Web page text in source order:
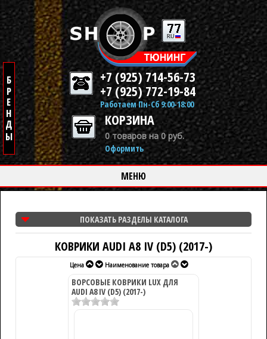
+7 (925) 714-56-73
+7 (925) 772-19-84
Работаем Пн-Сб 9:00-18:00
КОРЗИНА
0 товаров на 0 руб.
Оформить
МЕНЮ
ПОКАЗАТЬ РАЗДЕЛЫ КАТАЛОГА
КОВРИКИ AUDI A8 IV (D5) (2017-)
Цена Наименование товара
ВОРСОВЫЕ КОВРИКИ LUX ДЛЯ
AUDI A8 IV (D5) (2017-)